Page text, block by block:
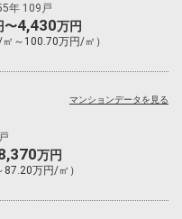
年 109戸
〜4,430万円
㎡～100.70万円/㎡）
万円
87.20万円/㎡）
マンションデータを見る